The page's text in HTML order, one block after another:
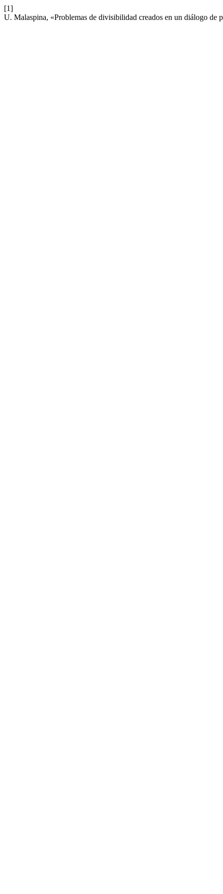
[1]
U. Malaspina, «Problemas de divisibilidad creados en un diálogo de